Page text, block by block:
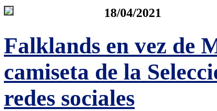
18/04/2021
Falklands en vez de
camiseta de la
redes sociales